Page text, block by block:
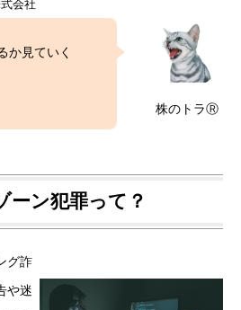
会社
株のトラⓇ
か見ていく
ーン犯罪って？
グ詐
や迷